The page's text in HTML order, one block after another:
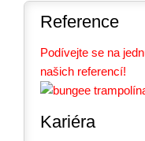
Reference
Podívejte se na
našich referencí!
Kariéra